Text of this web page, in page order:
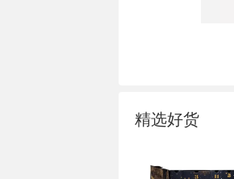
精选好货